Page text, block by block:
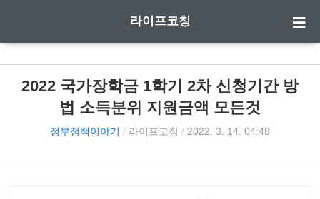
라이프코칭
2022 국가장학금 1학기 2차 신청기간 방
법 소득분위 지원금액 모든것
정부정책이야기 / 라이프코칭 / 2022. 3. 14. 04:48